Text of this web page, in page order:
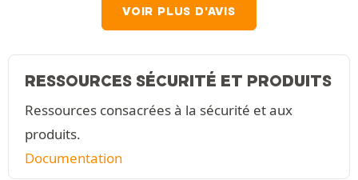
VOIR PLUS D'AVIS
RESSOURCES SÉCURITÉ ET PRODUITS
Ressources consacrées à la sécurité et aux
produits.
Documentation